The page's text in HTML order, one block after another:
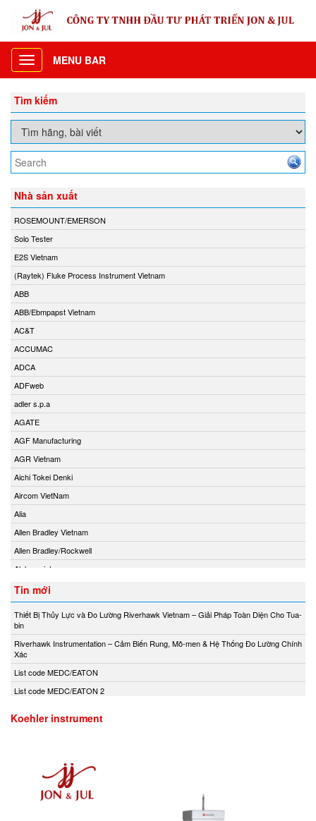
Toggle
navigation
MENU BAR
Tìm kiếm
Nhà sản xuất
ROSEMOUNT/EMERSON
Solo Tester
E2S Vietnam
(Raytek) Fluke Process Instrument Vietnam
ABB
ABB/Ebmpapst Vietnam
AC&T
ACCUMAC
ADCA
ADFweb
adler s.p.a
AGATE
AGF Manufacturing
AGR Vietnam
Aichi Tokei Denki
Aircom VietNam
Alia
Allen Bradley Vietnam
Allen Bradley/Rockwell
Alphamoisture
Ametek
Amot
Amphenol Vietnam
Andony/Nikkiso
Anritsu
Apex Dynamics
Apiste
Apiste
Tin mới
Thiết Bị Thủy Lực và Đo Lường Riverhawk Vietnam – Giải Pháp Toàn Diện Cho Tua-
bin
Riverhawk Instrumentation – Cảm Biến Rung, Mô-men & Hệ Thống Đo Lường Chính
Xác
List code MEDC/EATON
List code MEDC/EATON 2
Koehler instrument